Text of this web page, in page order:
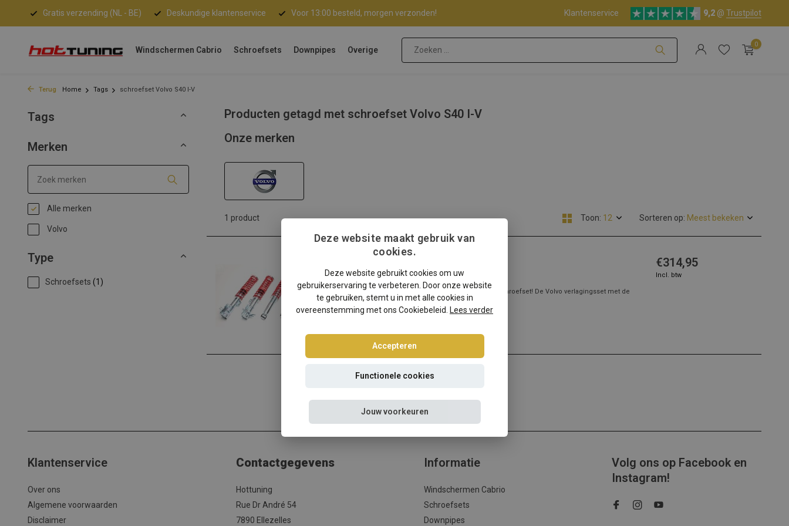
Gratis verzending (NL - BE) Deskundige klantenservice Voor 13:00 besteld, morgen verzonden! Klantenservice 9,2 @ Trustpilot
Windschermen Cabrio Schroefsets Downpipes Overige
0
Terug Home Tags schroefset Volvo S40 I-V
Tags
Merken
Alle merken
Volvo
Type
Schroefsets (1)
Producten getagd met schroefset Volvo S40 I-V
Onze merken
1 product Toon: Sorteren op:
Volvo S40 I-V schroefset
Volvo S40 I-V verlagen? Kies dan voor deze Ta-Technix schroefset! De Volvo verlagingsset met de
beste prijs/kwaliteit ve...
Lees meer
€314,95
Incl. btw
Klantenservice
Over ons
Algemene voorwaarden
Disclaimer
Contactgegevens
Hottuning
Rue Dr André 54
7890 Ellezelles
Informatie
Windschermen Cabrio
Schroefsets
Downpipes
Volg ons op Facebook en
Instagram!
Deze website maakt gebruik van
cookies.
Deze website gebruikt cookies om uw
gebruikerservaring te verbeteren. Door onze website
te gebruiken, stemt u in met alle cookies in
overeenstemming met ons Cookiebeleid. Lees verder
Accepteren
Functionele cookies
Jouw voorkeuren